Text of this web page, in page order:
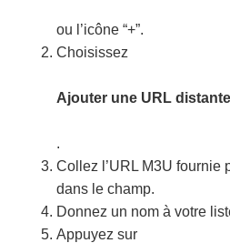
ou l’icône “+”.
Choisissez
Ajouter une URL distante
.
Collez l’URL M3U fournie
dans le champ.
Donnez un nom à votre
Appuyez sur